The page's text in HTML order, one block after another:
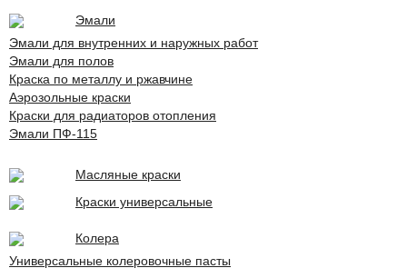
Эмали
Эмали для внутренних и наружных работ
Эмали для полов
Краска по металлу и ржавчине
Аэрозольные краски
Краски для радиаторов отопления
Эмали ПФ-115
Масляные краски
Краски универсальные
Колера
Универсальные колеровочные пасты